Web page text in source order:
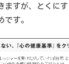
ますが、とくに
です。